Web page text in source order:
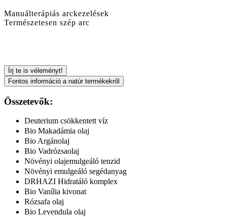
Manuálterápiás arckezelések
Természetesen szép arc
Írj te is véleményt!
Fontos információ a natúr termékekről
Összetevők:
Deuterium csökkentett víz
Bio Makadámia olaj
Bio Argánolaj
Bio Vadrózsaolaj
Növényi olajemulgeáló tenzid
Növényi emulgeáló segédanyag
DRHAZI Hidratáló komplex
Bio Vanília kivonat
Rózsafa olaj
Bio Levendula olaj